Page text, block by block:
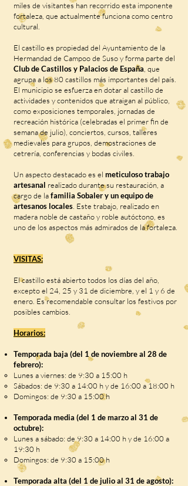
miles de visitantes han recorrido esta imponente
fortaleza, que actualmente funciona como centro
cultural.
El castillo es propiedad del Ayuntamiento de la
Hermandad de Campoo de Suso y forma parte del
Club de Castillos y Palacios de España , que
agrupa a los 80 castillos más importantes del país.
El municipio se esfuerza en dotar al castillo de
actividades y contenidos que atraigan al público,
como exposiciones temporales, jornadas de
recreación histórica (celebradas el primer fin de
semana de julio), conciertos, cursos, talleres
medievales para grupos, demostraciones de
cetrería, conferencias y bodas civiles.
Un aspecto destacado es el meticuloso trabajo
artesanal realizado durante su restauración, a
cargo de lafamilia Sobaler y un equipo de
artesanos locales . Este trabajo, realizado en
madera noble de castaño y roble autóctono, es
uno de los aspectos más admirados de la fortaleza.
VISITAS:
El castillo está abierto todos los días del año,
excepto el 24, 25 y 31 de diciembre, y el 1 y 6 de
enero. Es recomendable consultar los festivos por
posibles cambios.
Horarios:
Temporada baja (del 1 de noviembre al 28 de
febrero):
Lunes a viernes: de 9:30 a 15:00 h
Sábados: de 9:30 a 14:00 h y de 16:00 a 18:00 h
Domingos: de 9:30 a 15:00 h
Temporada media (del 1 de marzo al 31 de
octubre):
Lunes a sábado: de 9:30 a 14:00 h y de 16:00 a
19:30 h
Domingos: de 9:30 a 15:00 h
Temporada alta (del 1 de julio al 31 de agosto):